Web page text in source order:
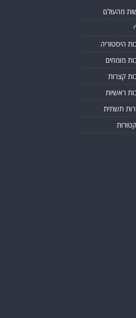
מהעולם
היסטוריה
מומחים
קצרות
ראשיות
תשתית